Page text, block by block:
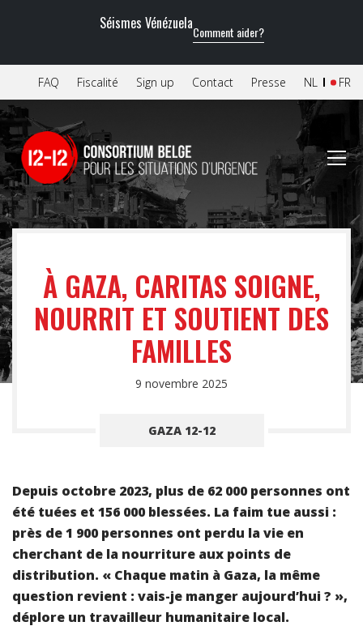
Séismes VénézuelaComment aider?
FAQ Fiscalité Sign up Contact Presse FR
NL
À GAZA, CARITAS SOIGNE,
NOURRIT ET SOUTIENT DES
FAMILLES
9 novembre 2025
GAZA 12-12
Depuis octobre 2023, plus de 62 000 personnes ont
été tuées et 156 000 blessées. La faim tue aussi :
près de 1 900 personnes ont perdu la vie en
cherchant de la nourriture aux points de
distribution. « Chaque matin à Gaza, la même
question revient : vais-je manger aujourd’hui ? »,
déplore un travailleur humanitaire local.